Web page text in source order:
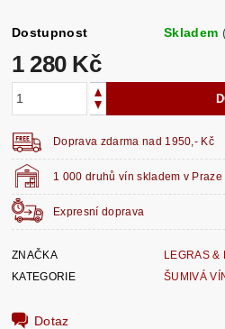
Dostupnost Skladem
1 280 Kč
1 000 druhů vín skladem v Praze
Expresní doprava
Doprava zdarma nad 1950,- Kč
ZNAČKA
LEGRAS &
KATEGORIE
ŠUMIVÁ
Dotaz